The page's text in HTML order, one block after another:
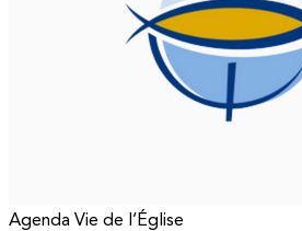
Agenda Vie de l’Église